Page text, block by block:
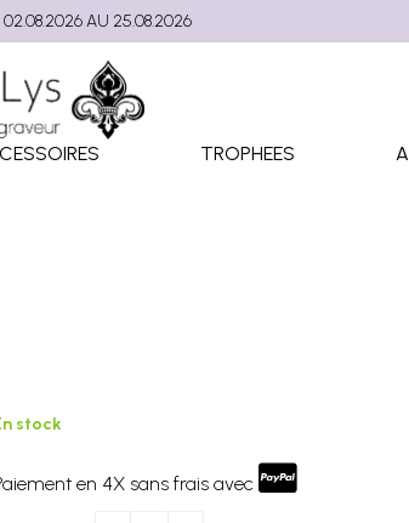
TROPHEES
stock
en 4X sans frais avec
AU 25.08.2026